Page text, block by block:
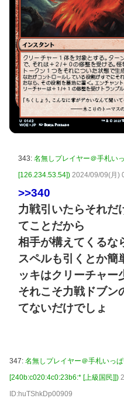
343: 名無しプレイヤー＠手札い
[126.234.53.54]) 2024/09/09(月)
>>340
力戦引いたらそれだ
てことだから
相手が構えてくるな
スペルも引くとか簡
ッキはクリーチャー
それこそ力戦ドブン
てないだけでしょ
347: 名無しプレイヤー＠手札いっ
[240b:c020:4c0:23b6:* [上級国民]])
ID:huTShkDp00909